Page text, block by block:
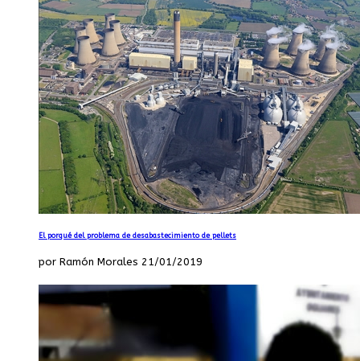
El porqué del problema de desabastecimiento de pellets
por Ramón Morales 21/01/2019